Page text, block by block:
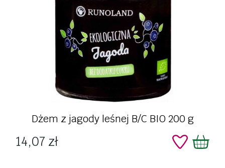
Dżem z jagody leśnej B/C BIO 200 g
Cena
14,07 zł